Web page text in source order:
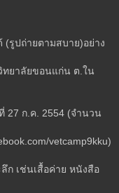
รูปถ่ายตามสบาย)อย่าง
ยาลัยขอนแก่น ต.ใน
27 ก.ค. 2554 (จำนวน
vetcamp9kku)
ก เช่นเสื้อค่าย หนังสือ